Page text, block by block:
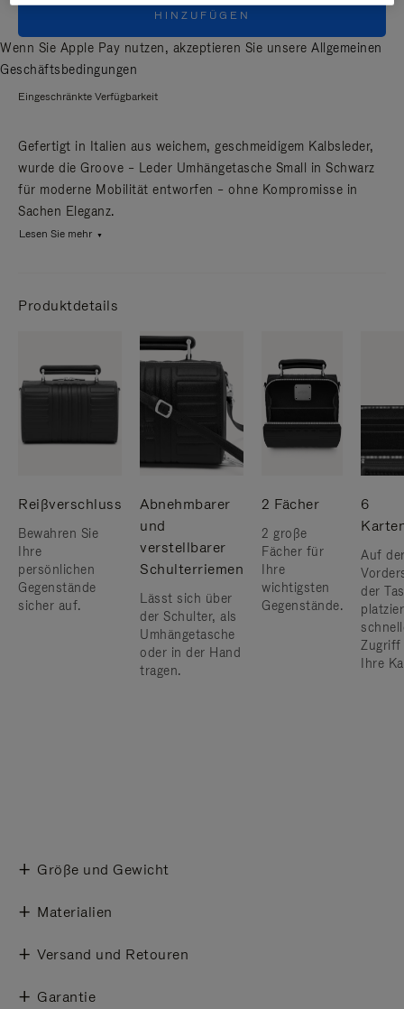
HINZUFÜGEN
Wenn Sie Apple Pay nutzen, akzeptieren Sie unsere Allgemeinen
Geschäftsbedingungen
Eingeschränkte Verfügbarkeit
Gefertigt in Italien aus weichem, geschmeidigem Kalbsleder,
wurde die Groove – Leder Umhängetasche Small in Schwarz
für moderne Mobilität entworfen – ohne Kompromisse in
Sachen Eleganz.
Lesen Sie mehr
Produktdetails
Reißverschluss
Bewahren Sie
Ihre
persönlichen
Gegenstände
sicher auf.
Abnehmbarer
und
verstellbarer
Schulterriemen
Lässt sich über
der Schulter, als
Umhängetasche
oder in der Hand
tragen.
2 Fächer
2 große
Fächer für
Ihre
wichtigsten
Gegenstände.
6
Auf
der
Zugriff
Ihre
Größe und Gewicht
Materialien
Versand und Retouren
Garantie